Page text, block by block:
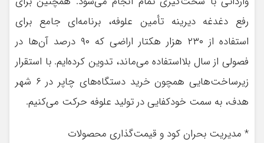
رفع دغدغه دیرینه تأمین علوفه، برنامه‌ای جامع برای
استفاده از ۲۳۰ هزار هکتار اراضی که ۹۰ درصد آن‌ها در
فصولی از سال بلااستفاده می‌ماند، تدوین کرده‌ایم. با استقرار
زیرساخت‌هایی همچون خرید دستگاه‌های چاپر در ۶ شهر
هدف، به سمت خودکفایی در تولید علوفه حرکت می‌کنیم.
* مدیریت بحران کود و قیمت‌گذاری محصولات